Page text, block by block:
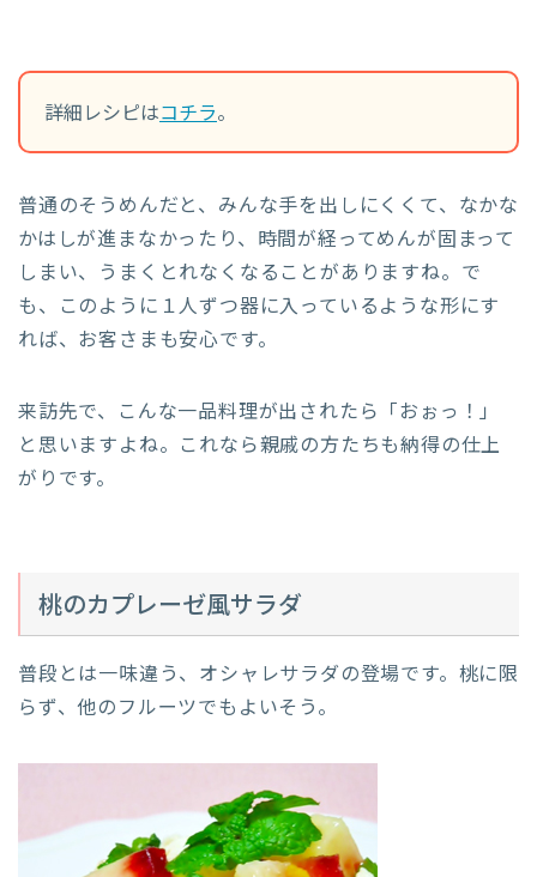
詳細レシピはコチラ。
普通のそうめんだと、みんな手を出しにくくて、なかな
かはしが進まなかったり、時間が経ってめんが固まって
しまい、うまくとれなくなることがありますね。で
も、このように１人ずつ器に入っているような形にす
れば、お客さまも安心です。
来訪先で、こんな一品料理が出されたら「おぉっ！」
と思いますよね。これなら親戚の方たちも納得の仕上
がりです。
桃のカプレーゼ風サラダ
普段とは一味違う、オシャレサラダの登場です。桃に限
らず、他のフルーツでもよいそう。